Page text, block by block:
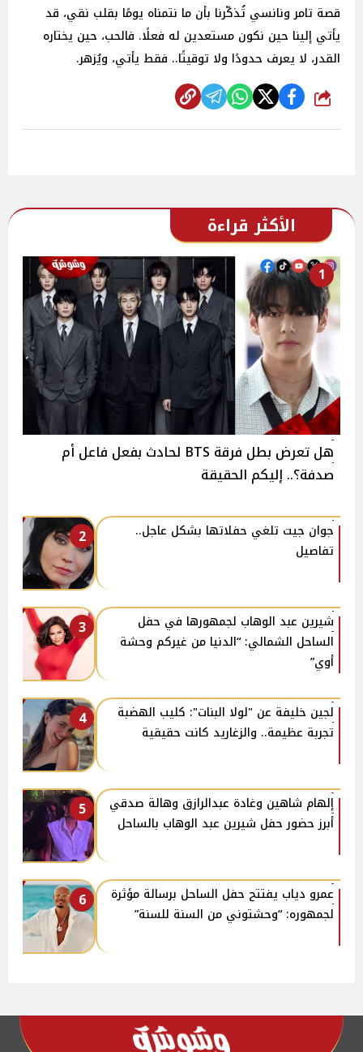
قصة تامر ونانسي تُذكّرنا بأن ما نتمناه يومًا بقلب نقي، قد
يأتي إلينا حين نكون مستعدين له فعلًا. فالحب، حين يختاره
القدر، لا يعرف حدودًا ولا توقيتًا.. فقط يأتي، ويُزهر.
شارك
الأكثر قراءة
1
هل تعرض بطل فرقة BTS لحادث بفعل فاعل أم
صدفة؟.. إليكم الحقيقة
2
جوان جيت تلغي حفلاتها بشكل عاجل..
تفاصيل
3
شيرين عبد الوهاب لجمهورها في حفل
الساحل الشمالي: “الدنيا من غيركم وحشة
أوي”
4
لجين خليفة عن "لولا البنات": كليب الهضبة
تجربة عظيمة.. والزغاريد كانت حقيقية
5
إلهام شاهين وغادة عبدالرازق وهالة صدقي
أبرز حضور حفل شيرين عبد الوهاب بالساحل
6
عمرو دياب يفتتح حفل الساحل برسالة مؤثرة
لجمهوره: “وحشتوني من السنة للسنة”